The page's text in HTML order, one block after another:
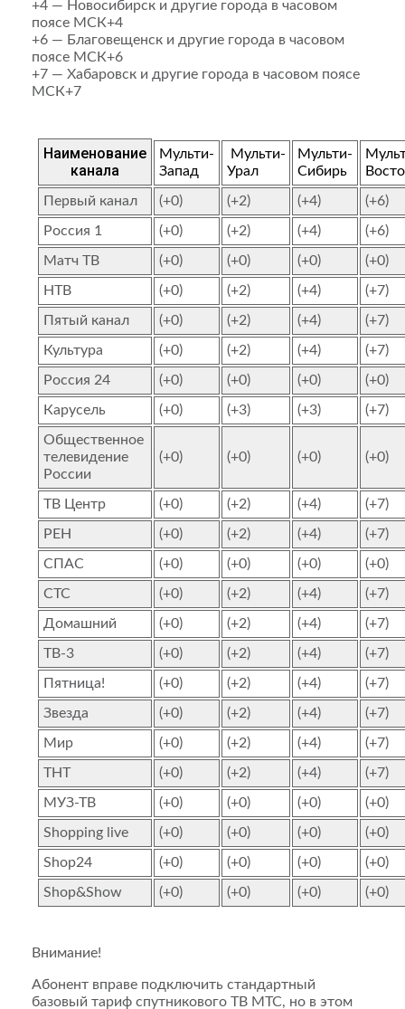
+4 — Новосибирск и другие города в часовом
поясе МСК+4
+6 — Благовещенск и другие города в часовом
поясе МСК+6
+7 — Хабаровск и другие города в часовом поясе
МСК+7
Наименование
канала
Мульти-
Запад
Мульти-
Урал
Мульти-
Сибирь
Первый канал (+0) (+2) (+4) (+6)
Россия 1 (+0) (+2) (+4) (+6)
Матч ТВ (+0) (+0) (+0) (+0)
НТВ (+0) (+2) (+4) (+7)
Пятый канал (+0) (+2) (+4) (+7)
Культура (+0) (+2) (+4) (+7)
Россия 24 (+0) (+0) (+0) (+0)
Карусель (+0) (+3) (+3) (+7)
Общественное
телевидение
России
(+0) (+0) (+0) (+0)
ТВ Центр (+0) (+2) (+4) (+7)
РЕН (+0) (+2) (+4) (+7)
СПАС (+0) (+0) (+0) (+0)
СТС (+0) (+2) (+4) (+7)
Домашний (+0) (+2) (+4) (+7)
ТВ-3 (+0) (+2) (+4) (+7)
Пятница! (+0) (+2) (+4) (+7)
Звезда (+0) (+2) (+4) (+7)
Мир (+0) (+2) (+4) (+7)
ТНТ (+0) (+2) (+4) (+7)
МУЗ-ТВ (+0) (+0) (+0) (+0)
Shopping live (+0) (+0) (+0) (+0)
Shop24 (+0) (+0) (+0) (+0)
Shop&Show (+0) (+0) (+0) (+0)
Внимание!
Абонент вправе подключить стандартный
базовый тариф спутникового ТВ МТС, но в этом